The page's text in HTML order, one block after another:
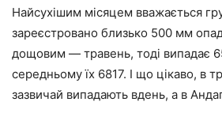
Найсухішим місяцем вважається
зареєстровано близько 500 мм
дощовим — травень, тоді випадає
середньому їх 6817. І що цікаво, в
зазвичай випадають вдень, а в